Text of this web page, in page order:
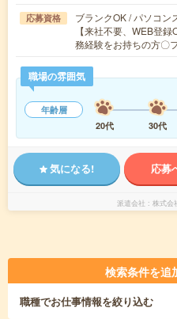
応募資格
ブランクOK / パソコン
【来社不要、WEB登
務経験をお持ちの方
職場の雰囲気
年齢層
20代
30代
気になる! 応募
派遣会社 株式会
検索条件を追
職種でお仕事情報を絞り込む